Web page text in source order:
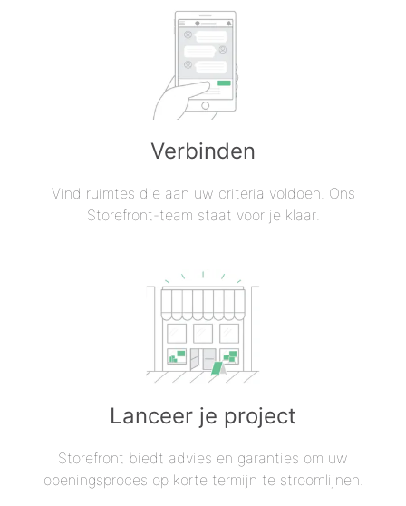
Verbinden
Vind ruimtes die aan uw criteria voldoen. Ons
Storefront-team staat voor je klaar.
Lanceer je project
Storefront biedt advies en garanties om uw
openingsproces op korte termijn te stroomlijnen.